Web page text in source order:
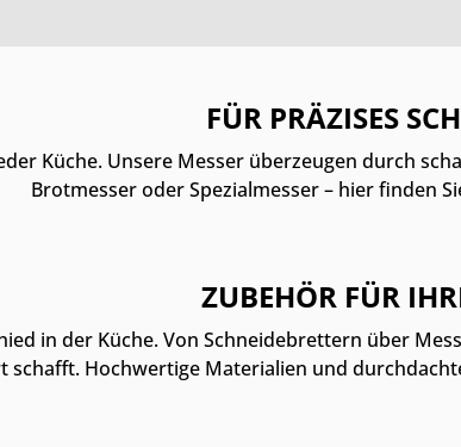
FÜR PRÄZISES
Küche. Unsere Messer überzeugen durch
Brotmesser oder Spezialmesser – hier finden
ZUBEHÖR FÜR
in der Küche. Von Schneidebrettern über
schafft. Hochwertige Materialien und